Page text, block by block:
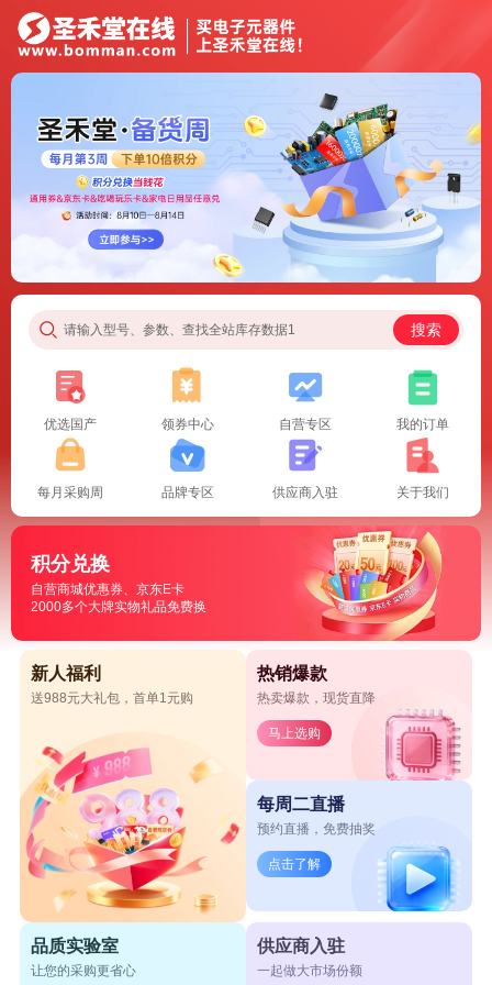
请输入型号、参数、查找全站库存数据1 搜索
优选国产 领券中心 自营专区 我的订单
每月采购周 品牌专区 供应商入驻 关于我们
积分兑换
自营商城优惠券、京东E卡
2000多个大牌实物礼品免费换
新人福利
送988元大礼包，首单1元购
热销爆款
热卖爆款，现货直降
马上选购
每周二直播
预约直播，免费抽奖
点击了解
品质实验室
让您的采购更省心
供应商入驻
一起做大市场份额